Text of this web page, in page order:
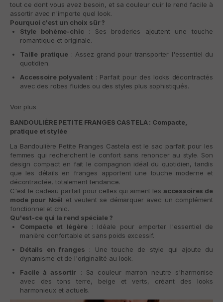
tout ce dont vous avez besoin, et sa couleur cuir le rend facile à
assortir avec n'importe quel look.
Pourquoi c'est un choix sûr ?
Style bohème-chic : Ses broderies ajoutent une touche
romantique et originale.
Taille pratique: Assez grand pour transporter l'essentiel du
quotidien.
Accessoire polyvalent : Parfait pour des looks décontractés
avec des robes fluides ou des styles plus sophistiqués.
Voir plus
BANDOULIÈRE PETITE FRANGES CASTELA : Compacte,
pratique et stylée
La Bandoulière Petite Franges Castela est le sac parfait pour les
femmes qui recherchent le confort sans renoncer au style. Son
design compact en fait le compagnon idéal du quotidien, tandis
que les détails en franges apportent une touche moderne et
décontractée, totalement tendance.
C'est le cadeau parfait pour celles qui aiment les accessoires de
mode pour Noël et veulent se démarquer avec un complément
fonctionnel et chic.
Qu'est-ce qui la rend spéciale ?
Compacte et légère: Idéale pour emporter l'essentiel de
manière confortable et sans poids excessif.
Détails en franges : Une touche de style qui ajoute du
dynamisme et de l'originalité au look.
Facile à assortir : Sa couleur marron neutre s'harmonise
avec des tons terre, beige et verts, créant des looks
harmonieux et actuels.